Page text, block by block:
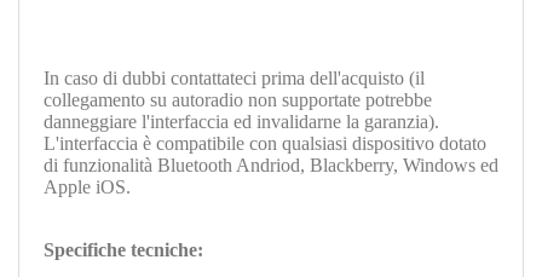
In caso di dubbi contattateci prima dell'acquisto (il
collegamento su autoradio non supportate potrebbe
danneggiare l'interfaccia ed invalidarne la garanzia).
L'interfaccia è compatibile con qualsiasi dispositivo dotato
di funzionalità Bluetooth Andriod, Blackberry, Windows ed
Apple iOS.
Specifiche tecniche: